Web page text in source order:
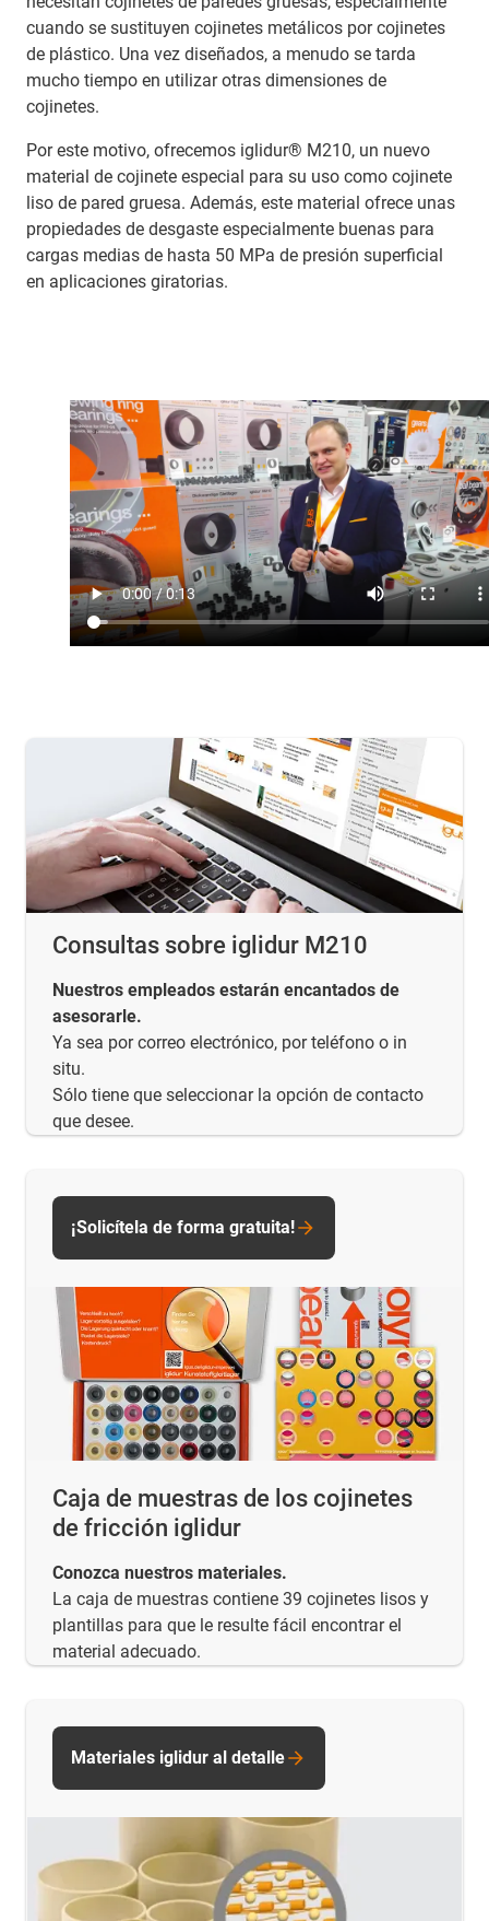
cuando se sustituyen cojinetes metálicos por cojinetes
de plástico. Una vez diseñados, a menudo se tarda
mucho tiempo en utilizar otras dimensiones de
cojinetes.
Por este motivo, ofrecemos iglidur® M210, un nuevo
material de cojinete especial para su uso como cojinete
liso de pared gruesa. Además, este material ofrece unas
propiedades de desgaste especialmente buenas para
cargas medias de hasta 50 MPa de presión superficial
en aplicaciones giratorias.
Consultas sobre iglidur M210
Nuestros empleados estarán encantados de
asesorarle.
Ya sea por correo electrónico, por teléfono o in
situ.
Sólo tiene que seleccionar la opción de contacto
que desee.
Caja de muestras de los cojinetes
de fricción iglidur
Conozca nuestros materiales.
La caja de muestras contiene 39 cojinetes lisos y
plantillas para que le resulte fácil encontrar el
material adecuado.
¡Solicítela de forma gratuita!
Materiales iglidur al detalle